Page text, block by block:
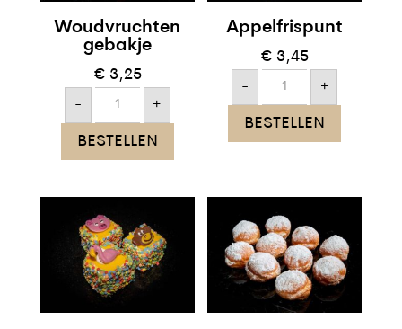
Woudvruchten
gebakje
€ 3,25
-
gebakje
aantal
+
BESTELLEN
Appelfrispunt
€ 3,45
-
aantal
+
BESTELLEN